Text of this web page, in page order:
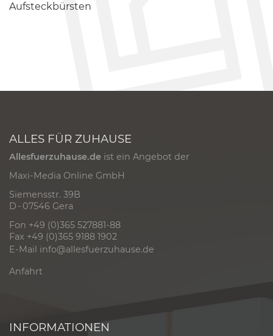
Aufsteckbürsten
ALLES FÜR ZUHAUSE
Allesfuerzuhause.de ist ein Angebot der
Maxi-Media Online GmbH
Siemensstr. 39B
D - 07546 Gera
Fon +49 (0)365 527881-88
Fax +49 (0)365 9188 1902
E-Mail info@allesfuerzuhause.de
Anfahrt
INFORMATIONEN